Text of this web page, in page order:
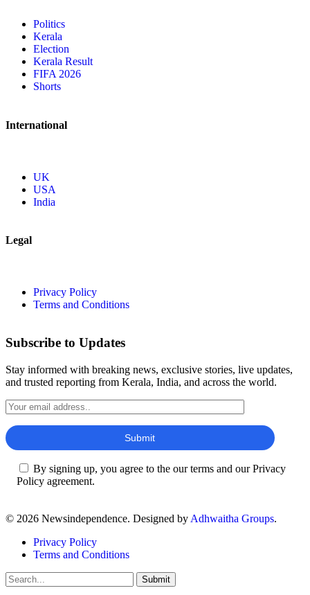
Politics
Kerala
Election
Kerala Result
FIFA 2026
Shorts
International
UK
USA
India
Legal
Privacy Policy
Terms and Conditions
Subscribe to Updates
Stay informed with breaking news, exclusive stories, live updates,
and trusted reporting from Kerala, India, and across the world.
By signing up, you agree to the our terms and our Privacy
Policy agreement.
© 2026 Newsindependence. Designed by Adhwaitha Groups.
Privacy Policy
Terms and Conditions
Submit